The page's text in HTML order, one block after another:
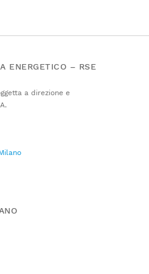
ENERGETICO – RSE
a direzione e